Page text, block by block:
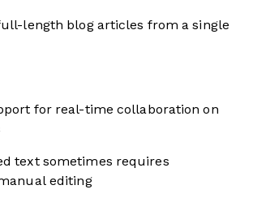
length blog articles from a single
for real-time collaboration on
text sometimes requires
editing